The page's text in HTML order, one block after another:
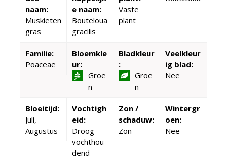
naam:
Muskieten
gras
e naam:
Bouteloua
gracilis
Vaste
plant
Familie:
Poaceae
Bloemkle
ur:
Groe
n
Bladkleur
:
Groe
n
Veelkleur
ig blad:
Nee
Bloeitijd:
Juli,
Augustus
Vochtigh
eid:
Droog-
vochthou
dend
Zon /
schaduw:
Zon
Wintergr
oen:
Nee